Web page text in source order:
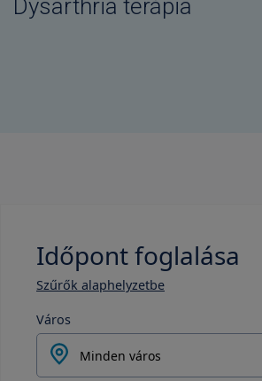
Dysarthria terápia
Időpont foglalása
Szűrők alaphelyzetbe
Város
Minden város